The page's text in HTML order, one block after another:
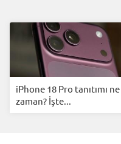
Önerileri
iPhone 18 Pro tanıtımı ne
zaman? İşte...